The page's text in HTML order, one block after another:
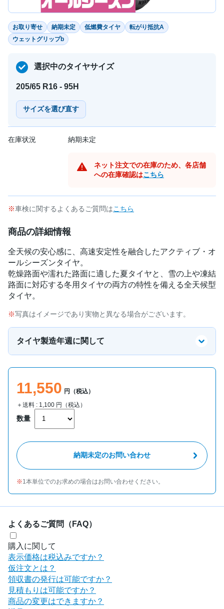
お取り寄せ 納期未定 低燃費タイヤ
転がり抵抗A
ウェットグリップb
選択中のタイヤサイズ
205/65 R16 - 95H
サイズを選び直す
在庫状況 納期未定
ネット注文での在庫のため、各店舗
への在庫確認はこちら
車検に関するよくあるご質問はこちら
商品の詳細情報
全天候の安心感に、高速安定性を融合したアクティブ・オ
ールシーズンタイヤ。
乾燥路面や濡れた路面に適した夏タイヤと、雪の上や凍結
路面に対応する冬用タイヤの両方の特性を備える全天候型
タイヤ。
写真はイメージであり実物と異なる場合がございます。
タイヤ製造年週に関して
11,550 円（税込）
＋送料 : 1,100 円（税込）
数量
納期未定のお問い合わせ
1本単位でのお求めの場合はお問い合わせください。
よくあるご質問（FAQ）
購入に関して
表示価格は税込みですか？
仮注文とは？
領収書の発行は可能ですか？
見積もりは可能ですか？
商品の変更はできますか？